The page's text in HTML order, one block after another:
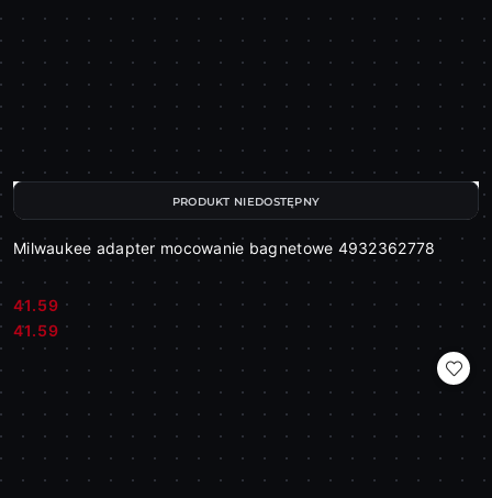
Milwaukee adapter mocowanie bagnetowe 4932362778
Cena:
41.59
Cena:
41.59
PRODUKT NIEDOSTĘPNY